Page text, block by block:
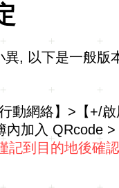
, 以下是一般
動網絡】>【+/
加入 QRcode
記到目的地後確